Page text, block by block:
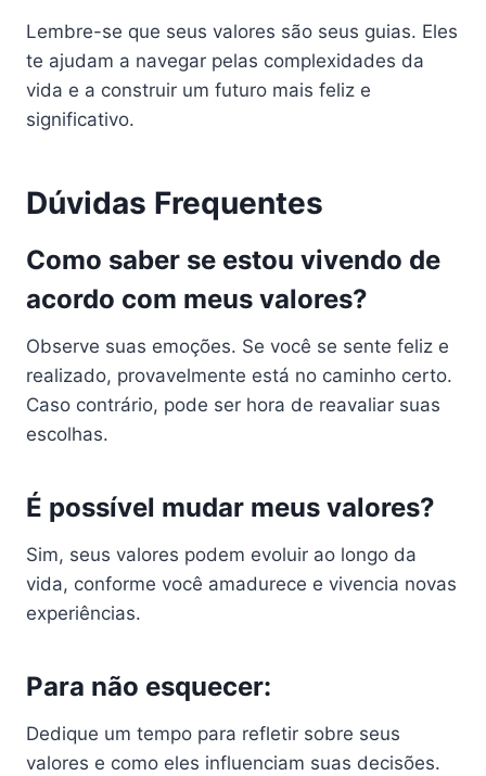
Lembre-se que seus valores são seus guias. Eles
te ajudam a navegar pelas complexidades da
vida e a construir um futuro mais feliz e
significativo.
Dúvidas Frequentes
Como saber se estou vivendo de
acordo com meus valores?
Observe suas emoções. Se você se sente feliz e
realizado, provavelmente está no caminho certo.
Caso contrário, pode ser hora de reavaliar suas
escolhas.
É possível mudar meus valores?
Sim, seus valores podem evoluir ao longo da
vida, conforme você amadurece e vivencia novas
experiências.
Para não esquecer:
Dedique um tempo para refletir sobre seus
valores e como eles influenciam suas decisões.